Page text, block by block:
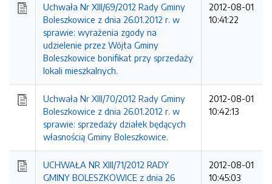
Uchwała Nr XIII/69/2012 Rady Gminy
Boleszkowice z dnia 26.01.2012 r. w
sprawie: wyrażenia zgody na
udzielenie przez Wójta Gminy
Boleszkowice bonifikat przy sprzedaży
lokali mieszkalnych.
2012-08-01
10:41:22
Uchwała Nr XIII/70/2012 Rady Gminy
Boleszkowice z dnia 26.01.2012 r. w
sprawie: sprzedaży działek będących
własnością Gminy Boleszkowice.
2012-08-01
10:42:13
UCHWAŁA NR XIII/71/2012 RADY
GMINY BOLESZKOWICE z dnia 26
2012-08-01
10:45:03